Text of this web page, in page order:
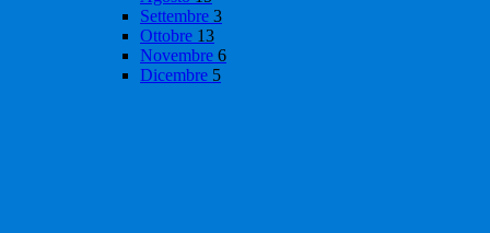
Settembre 3
Ottobre 13
Novembre 6
Dicembre 5